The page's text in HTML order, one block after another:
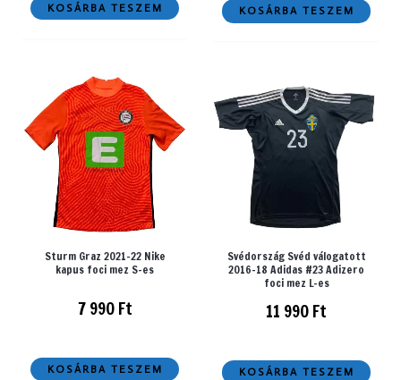
KOSÁRBA TESZEM KOSÁRBA TESZEM
Sturm Graz 2021-22 Nike
kapus foci mez S-es
7 990Ft
KOSÁRBA TESZEM
Svédország Svéd válogatott
2016-18 Adidas #23 Adizero
foci mez L-es
11 990Ft
KOSÁRBA TESZEM